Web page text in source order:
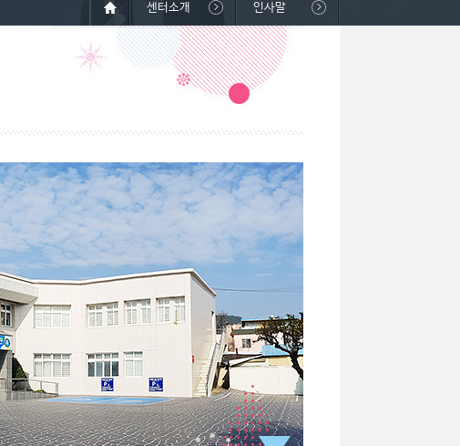
센터소개 인사말